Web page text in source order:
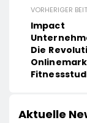
VORHERIGER
Impact
Die
Aktuelle